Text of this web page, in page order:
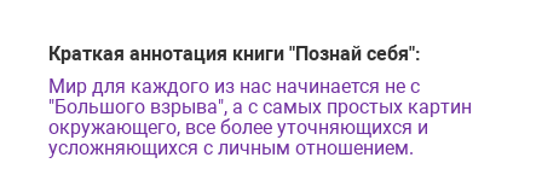
Краткая аннотация книги "Познай себя":
Мир для каждого из нас начинается не с
"Большого взрыва", а с самых простых картин
окружающего, все более уточняющихся и
усложняющихся с личным отношением.